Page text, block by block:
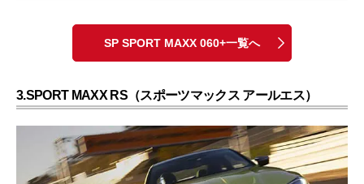
SP SPORT MAXX 060+一覧へ
3.SPORT MAXX RS（スポーツマックス アールエス）